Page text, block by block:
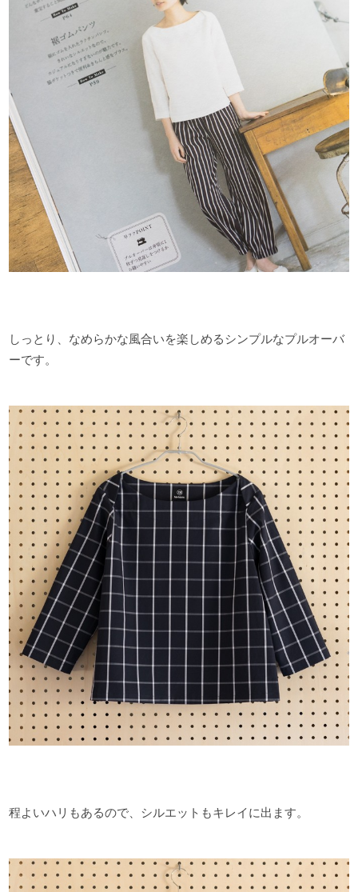
しっとり、なめらかな風合いを楽しめるシンプルなプルオーバ
ーです。
程よいハリもあるので、シルエットもキレイに出ます。